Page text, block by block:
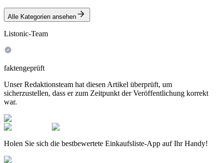
Alle Kategorien ansehen
Listonic-Team
faktengeprüft
Unser Redaktionsteam hat diesen Artikel überprüft, um
sicherzustellen, dass er zum Zeitpunkt der Veröffentlichung korrekt
war.
Holen Sie sich die bestbewertete Einkaufsliste-App auf Ihr Handy!